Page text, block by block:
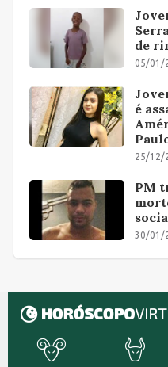
de
05/01/
é
25/12/
PM
30/01/